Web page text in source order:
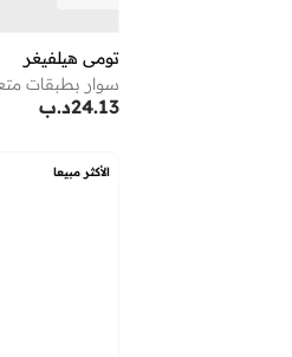
تومي هيلفيغر
سوار بطبقات
د.ب24.13
الأكثر مبيعا